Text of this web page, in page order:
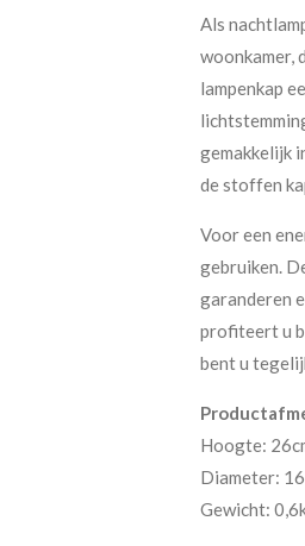
Als
woonkamer,
lampenkap
gemakkelijk
de stoffen
Voor een
gebruiken.
garanderen
profiteert u
bent u
Hoogte:
Diameter:
Gewicht: